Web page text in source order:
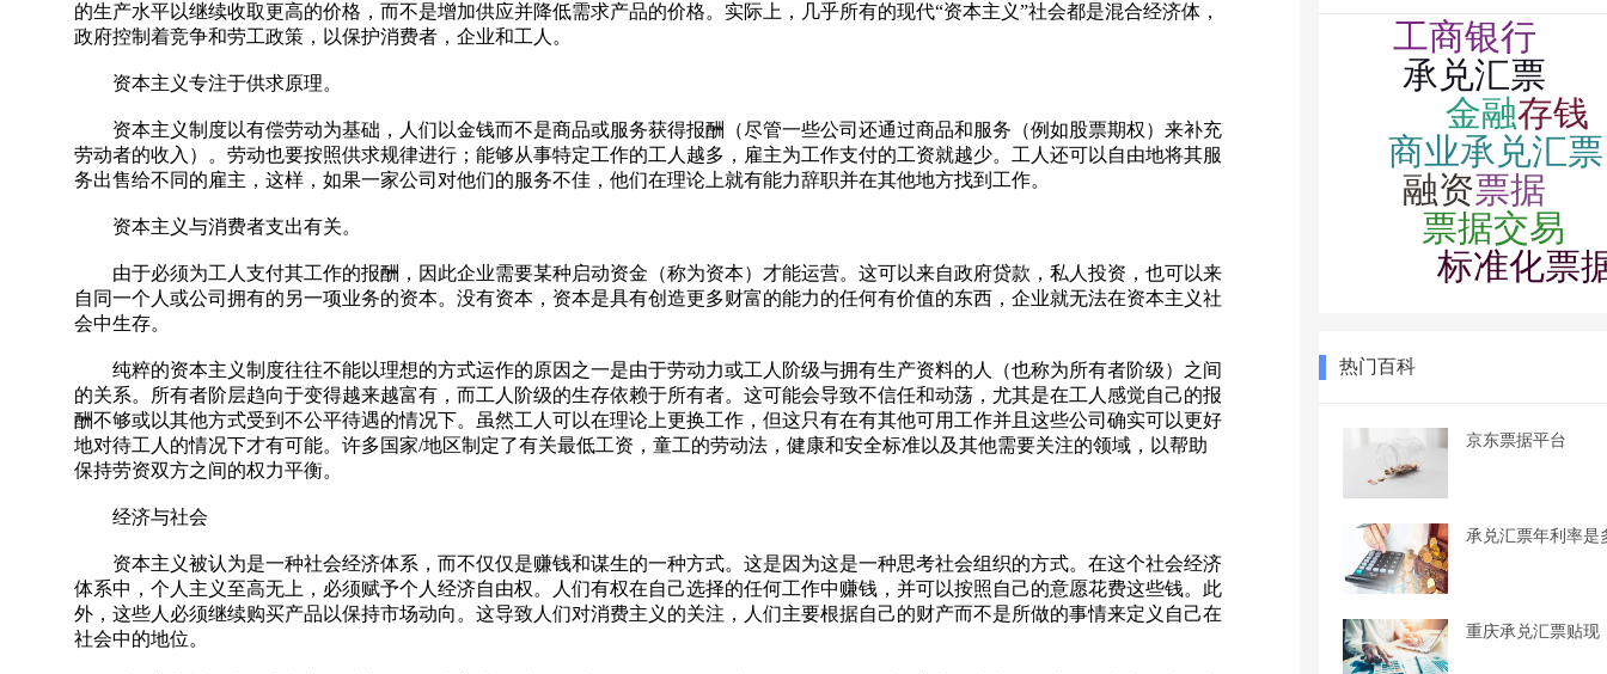
的生产水平以继续收取更高的价格，而不是增加供应并降低需求产品的价格。实际上，几乎所有的现代“资本主义”社会都是混合经济体，
政府控制着竞争和劳工政策，以保护消费者，企业和工人。
资本主义专注于供求原理。
资本主义制度以有偿劳动为基础，人们以金钱而不是商品或服务获得报酬（尽管一些公司还通过商品和服务（例如股票期权）来补充
劳动者的收入）。劳动也要按照供求规律进行；能够从事特定工作的工人越多，雇主为工作支付的工资就越少。工人还可以自由地将其服
务出售给不同的雇主，这样，如果一家公司对他们的服务不佳，他们在理论上就有能力辞职并在其他地方找到工作。
资本主义与消费者支出有关。
由于必须为工人支付其工作的报酬，因此企业需要某种启动资金（称为资本）才能运营。这可以来自政府贷款，私人投资，也可以来
自同一个人或公司拥有的另一项业务的资本。没有资本，资本是具有创造更多财富的能力的任何有价值的东西，企业就无法在资本主义社
会中生存。
纯粹的资本主义制度往往不能以理想的方式运作的原因之一是由于劳动力或工人阶级与拥有生产资料的人（也称为所有者阶级）之间
的关系。所有者阶层趋向于变得越来越富有，而工人阶级的生存依赖于所有者。这可能会导致不信任和动荡，尤其是在工人感觉自己的报
酬不够或以其他方式受到不公平待遇的情况下。虽然工人可以在理论上更换工作，但这只有在有其他可用工作并且这些公司确实可以更好
地对待工人的情况下才有可能。许多国家/地区制定了有关最低工资，童工的劳动法，健康和安全标准以及其他需要关注的领域，以帮助
保持劳资双方之间的权力平衡。
经济与社会
资本主义被认为是一种社会经济体系，而不仅仅是赚钱和谋生的一种方式。这是因为这是一种思考社会组织的方式。在这个社会经济
体系中，个人主义至高无上，必须赋予个人经济自由权。人们有权在自己选择的任何工作中赚钱，并可以按照自己的意愿花费这些钱。此
外，这些人必须继续购买产品以保持市场动向。这导致人们对消费主义的关注，人们主要根据自己的财产而不是所做的事情来定义自己在
社会中的地位。
热门百科
京东票据平台
承兑汇票年利率是
重庆承兑汇票贴现